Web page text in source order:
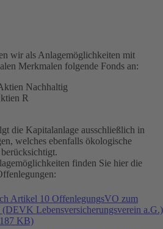
wir als Anlagemöglichkeiten mit
Merkmalen folgende Fonds an:
Nachhaltig
R
die Kapitalanlage ausschließlich in
welches ebenfalls ökologische
finden Sie hier die
Artikel 10 OffenlegungsVO zum
(DEVK Lebensversicherungsverein a.G.)
KB)